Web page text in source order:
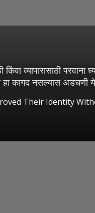
किंवा व्यापारासाठी परवाना
हा कागद नसल्यास
Their Identity